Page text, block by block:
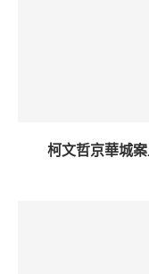
柯文哲京華城